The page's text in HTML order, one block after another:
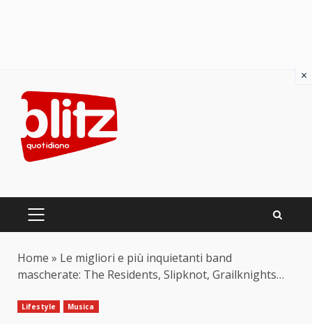
content
PRIMARY
Home » Le migliori e più inquietanti band
mascherate: The Residents, Slipknot, Grailknights…
Lifestyle Musica
×